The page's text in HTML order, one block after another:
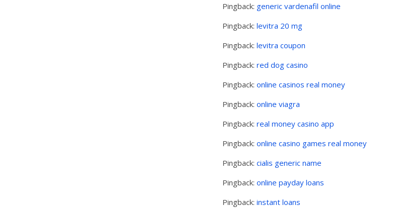
Pingback: generic vardenafil online
Pingback: levitra 20 mg
Pingback: levitra coupon
Pingback: red dog casino
Pingback: online casinos real money
Pingback: online viagra
Pingback: real money casino app
Pingback: online casino games real money
Pingback: cialis generic name
Pingback: online payday loans
Pingback: instant loans